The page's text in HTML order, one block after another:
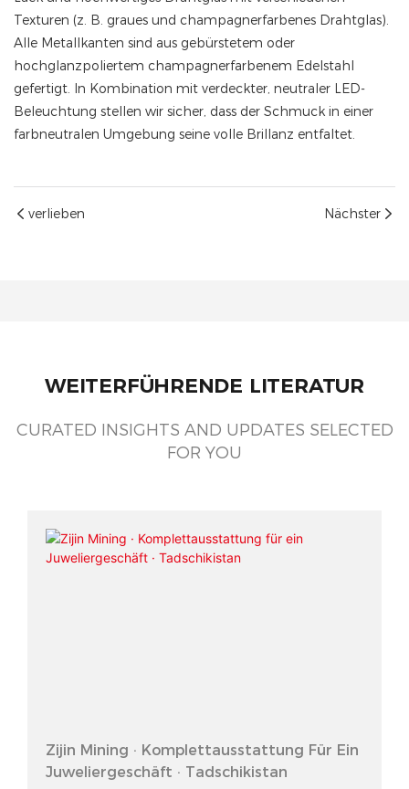
Texturen (z. B. graues und champagnerfarbenes Drahtglas).
Alle Metallkanten sind aus gebürstetem oder
hochglanzpoliertem champagnerfarbenem Edelstahl
gefertigt. In Kombination mit verdeckter, neutraler LED-
Beleuchtung stellen wir sicher, dass der Schmuck in einer
farbneutralen Umgebung seine volle Brillanz entfaltet.
verlieben Nächster
WEITERFÜHRENDE LITERATUR
CURATED INSIGHTS AND UPDATES SELECTED
FOR YOU
Zijin Mining · Komplettausstattung Für Ein
Juweliergeschäft · Tadschikistan